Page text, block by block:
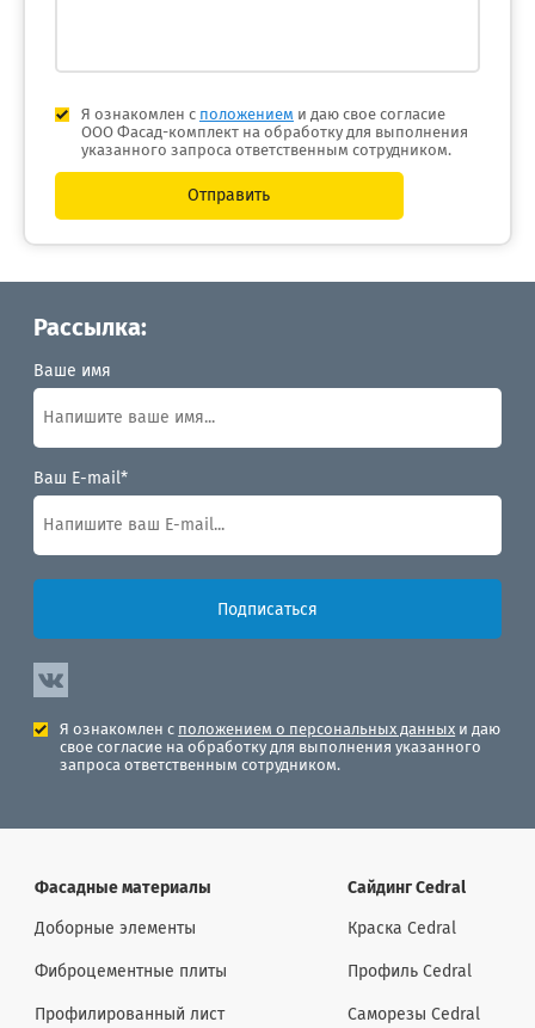
Я ознакомлен с положением и даю свое согласие
ООО Фасад-комплект на обработку для выполнения
указанного запроса ответственным сотрудником.
Отправить
Рассылка:
Ваше имя
Ваш E-mail*
Подписаться
Я ознакомлен с положением о персональных данных и даю
свое согласие на обработку для выполнения указанного
запроса ответственным сотрудником.
Фасадные материалы
Доборные элементы
Фиброцементные плиты
Профилированный лист
Сайдинг Cedral
Краска Cedral
Профиль Cedral
Саморезы Cedral